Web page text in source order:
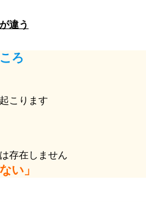
違う
ろ
こります
存在しません
い」